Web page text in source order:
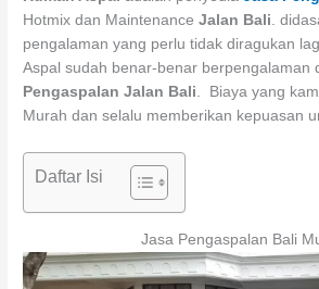
Hotmix dan MaintenanceJalan Bali.
pengalaman yang perlu tidak diragukan
Aspal sudah benar-benar berpengalaman
Pengaspalan Jalan Bali. Biaya yang
Murah dan selalu memberikan kepuasan
Daftar Isi
Jasa Pengaspalan Bali